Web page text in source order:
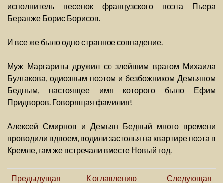
исполнитель песенок французского поэта Пьера
Беранже Борис Борисов.
И все же было одно странное совпадение.
Муж Маргариты дружил со злейшим врагом Михаила
Булгакова, одиозным поэтом и безбожником Демьяном
Бедным, настоящее имя которого было Ефим
Придворов. Говорящая фамилия!
Алексей Смирнов и Демьян Бедный много времени
проводили вдвоем, водили застолья на квартире поэта в
Кремле, гам же встречали вместе Новый год.
Предыдущая К оглавлению Следующая